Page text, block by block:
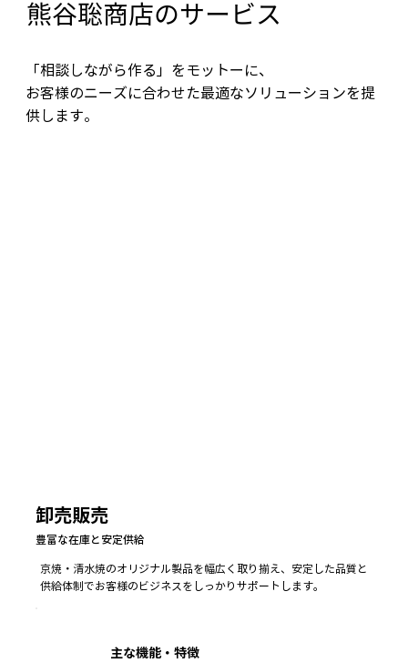
熊谷聡商店のサービス
「相談しながら作る」をモットーに、
お客様のニーズに合わせた最適なソリューションを提
供します。
卸売販売
豊富な在庫と安定供給
京焼・清水焼のオリジナル製品を幅広く取り揃え、安定した品質と
供給体制でお客様のビジネスをしっかりサポートします。
主な機能・特徴